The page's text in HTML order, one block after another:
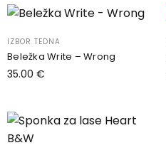
IZBOR TEDNA
Beležka Write – Wrong
35.00 €